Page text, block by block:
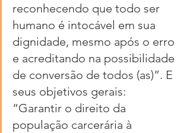
reconhecendo que todo ser
humano é intocável em sua
dignidade, mesmo após o erro
e acreditando na possibilidade
de conversão de todos (as)”. E
seus objetivos gerais:
“Garantir o direito da
população carcerária à